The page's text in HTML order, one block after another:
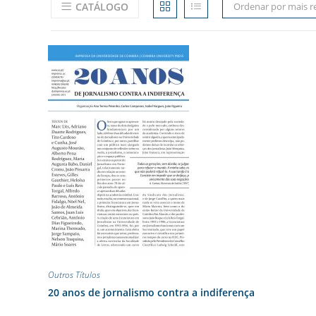
CATÁLOGO Ordenar por mais
Outros Títulos
20 anos de jornalismo contra a indiferença